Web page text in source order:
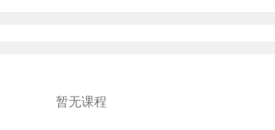
暂无课程